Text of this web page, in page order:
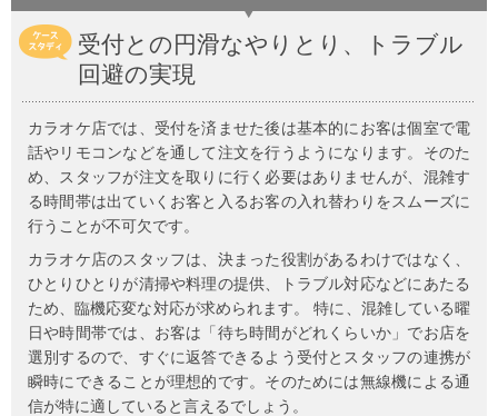
受付との円滑なやりとり、トラブル
回避の実現
カラオケ店では、受付を済ませた後は基本的にお客は個室で電
話やリモコンなどを通して注文を行うようになります。そのた
め、スタッフが注文を取りに行く必要はありませんが、混雑す
る時間帯は出ていくお客と入るお客の入れ替わりをスムーズに
行うことが不可欠です。
カラオケ店のスタッフは、決まった役割があるわけではなく、
ひとりひとりが清掃や料理の提供、トラブル対応などにあたる
ため、臨機応変な対応が求められます。 特に、混雑している曜
日や時間帯では、お客は「待ち時間がどれくらいか」でお店を
選別するので、すぐに返答できるよう受付とスタッフの連携が
瞬時にできることが理想的です。そのためには無線機による通
信が特に適していると言えるでしょう。